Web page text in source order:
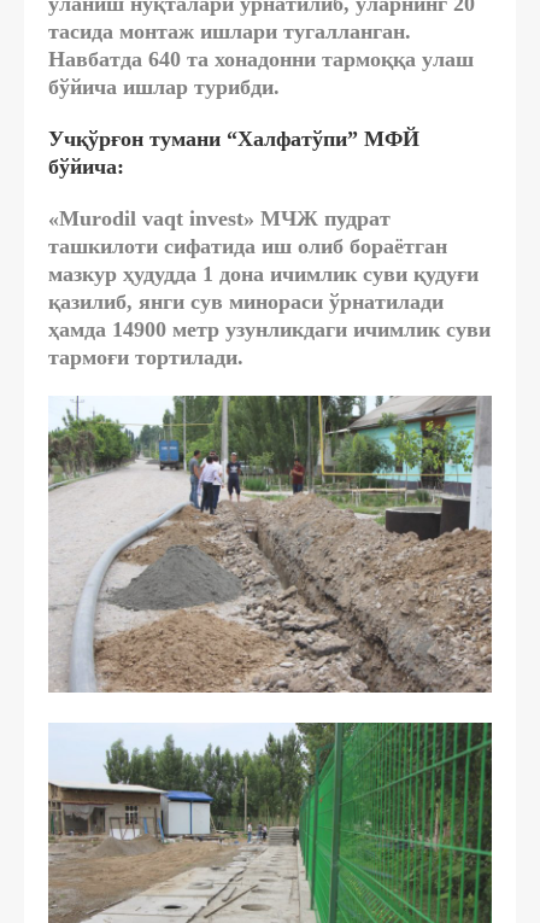
тасида монтаж ишлари тугалланган.
Навбатда 640 та хонадонни тармоққа улаш
бўйича ишлар турибди.
Учқўрғон тумани “Халфатўпи” МФЙ
бўйича:
«Murodil vaqt invest» МЧЖ пудрат
ташкилоти сифатида иш олиб бораётган
мазкур ҳудудда 1 дона ичимлик суви қудуғи
қазилиб, янги сув минораси ўрнатилади
ҳамда 14900 метр узунликдаги ичимлик суви
тармоғи тортилади.